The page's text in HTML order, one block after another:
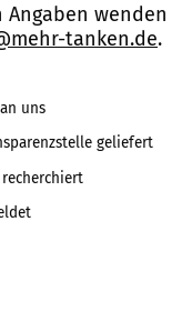
wenden
tanken.de.
uns
geliefert